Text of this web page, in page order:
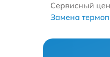
Сервисный
Замена